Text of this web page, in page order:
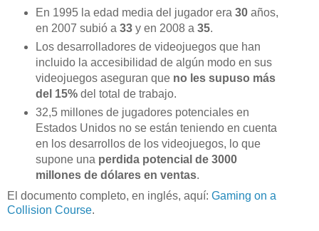
En 1995 la edad media del jugador era 30 años,
en 2007 subió a 33 y en 2008 a 35.
Los desarrolladores de videojuegos que han
incluido la accesibilidad de algún modo en sus
videojuegos aseguran queno les supuso más
del 15%del total de trabajo.
32,5 millones de jugadores potenciales en
Estados Unidos no se están teniendo en cuenta
en los desarrollos de los videojuegos, lo que
supone una perdida potencial de 3000
millones de dólares en ventas.
El documento completo, en inglés, aquí: Gaming on a
Collision Course.